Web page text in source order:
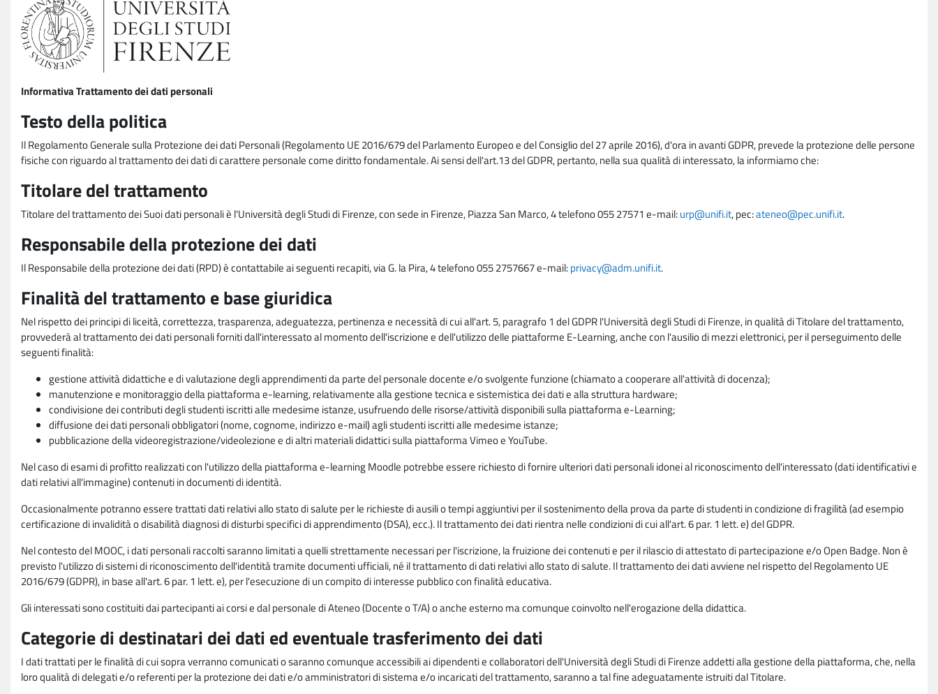
Informativa Trattamento dei dati personali
Testo della politica
Il Regolamento Generale sulla Protezione dei dati Personali (Regolamento UE 2016/679 del Parlamento Europeo e del Consiglio del 27 aprile 2016), d'ora in avanti GDPR, prevede la protezione delle persone
fisiche con riguardo al trattamento dei dati di carattere personale come diritto fondamentale. Ai sensi dell'art.13 del GDPR, pertanto, nella sua qualità di interessato, la informiamo che:
Titolare del trattamento
Titolare del trattamento dei Suoi dati personali è l'Università degli Studi di Firenze, con sede in Firenze, Piazza San Marco, 4 telefono 055 27571 e-mail:urp@unifi.it, pec:ateneo@pec.unifi.it.
Responsabile della protezione dei dati
Il Responsabile della protezione dei dati (RPD) è contattabile ai seguenti recapiti, via G. la Pira, 4 telefono 055 2757667 e-mail:privacy@adm.unifi.it.
Finalità del trattamento e base giuridica
Nel rispetto dei principi di liceità, correttezza, trasparenza, adeguatezza, pertinenza e necessità di cui all'art. 5, paragrafo 1 del GDPR l'Università degli Studi di Firenze, in qualità di Titolare del trattamento,
provvederà al trattamento dei dati personali forniti dall'interessato al momento dell'iscrizione e dell'utilizzo delle piattaforme E-Learning, anche con l'ausilio di mezzi elettronici, per il perseguimento delle
seguenti finalità:
gestione attività didattiche e di valutazione degli apprendimenti da parte del personale docente e/o svolgente funzione (chiamato a cooperare all'attività di docenza);
manutenzione e monitoraggio della piattaforma e-learning, relativamente alla gestione tecnica e sistemistica dei dati e alla struttura hardware;
condivisione dei contributi degli studenti iscritti alle medesime istanze, usufruendo delle risorse/attività disponibili sulla piattaforma e-Learning;
diffusione dei dati personali obbligatori (nome, cognome, indirizzo e-mail) agli studenti iscritti alle medesime istanze;
pubblicazione della videoregistrazione/videolezione e di altri materiali didattici sulla piattaforma Vimeo e YouTube.
Nel caso di esami di profitto realizzati con l'utilizzo della piattaforma e-learning Moodle potrebbe essere richiesto di fornire ulteriori dati personali idonei al riconoscimento dell'interessato (dati identificativi e
dati relativi all'immagine) contenuti in documenti di identità.
Occasionalmente potranno essere trattati dati relativi allo stato di salute per le richieste di ausili o tempi aggiuntivi per il sostenimento della prova da parte di studenti in condizione di fragilità (ad esempio
certificazione di invalidità o disabilità diagnosi di disturbi specifici di apprendimento (DSA), ecc.). Il trattamento dei dati rientra nelle condizioni di cui all'art. 6 par. 1 lett. e) del GDPR.
Nel contesto del MOOC, i dati personali raccolti saranno limitati a quelli strettamente necessari per l'iscrizione, la fruizione dei contenuti e per il rilascio di attestato di partecipazione e/o Open Badge. Non è
previsto l'utilizzo di sistemi di riconoscimento dell'identità tramite documenti ufficiali, né il trattamento di dati relativi allo stato di salute. Il trattamento dei dati avviene nel rispetto del Regolamento UE
2016/679 (GDPR), in base all'art. 6 par. 1 lett. e), per l'esecuzione di un compito di interesse pubblico con finalità educativa.
Gli interessati sono costituiti dai partecipanti ai corsi e dal personale di Ateneo (Docente o T/A) o anche esterno ma comunque coinvolto nell'erogazione della didattica.
Categorie di destinatari dei dati ed eventuale trasferimento dei dati
I dati trattati per le finalità di cui sopra verranno comunicati o saranno comunque accessibili ai dipendenti e collaboratori dell'Università degli Studi di Firenze addetti alla gestione della piattaforma, che, nella
loro qualità di delegati e/o referenti per la protezione dei dati e/o amministratori di sistema e/o incaricati del trattamento, saranno a tal fine adeguatamente istruiti dal Titolare.